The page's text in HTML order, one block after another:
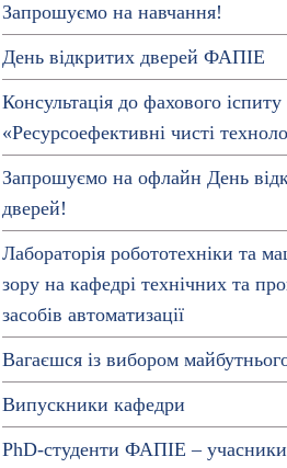
Запрошуємо на навчання!
День відкритих дверей ФАПІЕ
Консультація до фахового
«Ресурсоефективні чисті
Запрошуємо на офлайн День
дверей!
Лабораторія робототехніки та
зору на кафедрі технічних та
засобів автоматизації
Вагаєшся із вибором
Випускники кафедри
PhD-студенти ФАПІЕ –